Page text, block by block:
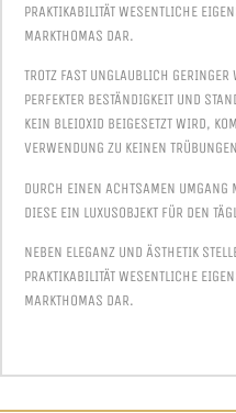
PRAKTIKABILITÄT WESENTLICHE
MARKTHOMAS DAR.
TROTZ FAST UNGLAUBLICH
PERFEKTER BESTÄNDIGKEIT UND
KEIN BLEIOXID BEIGESETZT WIRD,
VERWENDUNG ZU KEINEN
DURCH EINEN ACHTSAMEN
DIESE EIN LUXUSOBJEKT FÜR DEN
NEBEN ELEGANZ UND ÄSTHETIK
PRAKTIKABILITÄT WESENTLICHE
MARKTHOMAS DAR.